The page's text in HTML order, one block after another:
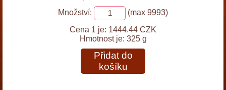
Množství:
(max 9993)
Cena 1 je: 1444.44 CZK
Hmotnost je: 325 g
Přidat do
košíku